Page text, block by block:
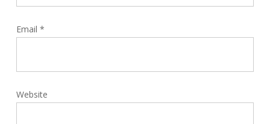
Email *
Website